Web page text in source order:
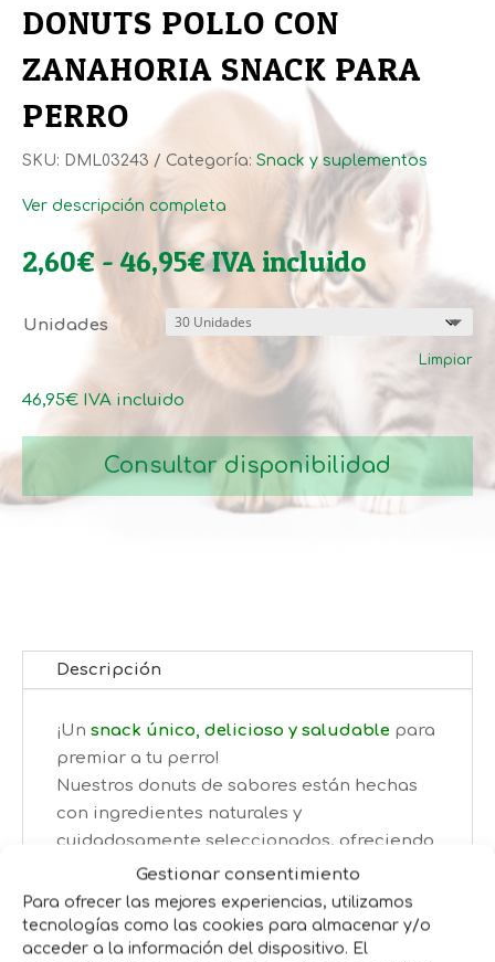
Gestionar consentimiento
Para ofrecer las mejores experiencias, utilizamos
tecnologías como las cookies para almacenar y/o
acceder a la información del dispositivo. El
DONUTS POLLO CON
ZANAHORIA SNACK PARA
PERRO
SKU: DML03243 Categoría: Snack y suplementos
Ver descripción completa
2,60€ - 46,95€Rango
de
precios:
desde
2,60€
hasta
IVA incluido
Unidades
Limpiar
46,95€ IVA incluido
Consultar disponibilidad
Descripción
¡Un snack único, delicioso y saludable para
premiar a tu perro!
Nuestros donuts de sabores están hechas
con ingredientes naturales y
cuidadosamente seleccionados, ofreciendo
un capricho bajo en calorías, llenode sabor
y beneficios nutricionales.
Características principales: